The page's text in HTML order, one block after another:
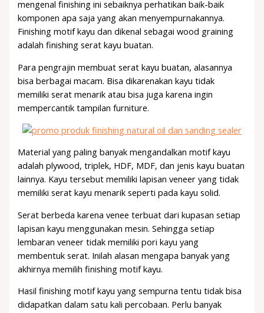
mengenal finishing ini sebaiknya perhatikan baik-baik
komponen apa saja yang akan menyempurnakannya.
Finishing motif kayu dan dikenal sebagai wood graining
adalah finishing serat kayu buatan.
Para pengrajin membuat serat kayu buatan, alasannya
bisa berbagai macam. Bisa dikarenakan kayu tidak
memiliki serat menarik atau bisa juga karena ingin
mempercantik tampilan furniture.
Material yang paling banyak mengandalkan motif kayu
adalah plywood, triplek, HDF, MDF, dan jenis kayu buatan
lainnya. Kayu tersebut memiliki lapisan veneer yang tidak
memiliki serat kayu menarik seperti pada kayu solid.
Serat berbeda karena venee terbuat dari kupasan setiap
lapisan kayu menggunakan mesin. Sehingga setiap
lembaran veneer tidak memiliki pori kayu yang
membentuk serat. Inilah alasan mengapa banyak yang
akhirnya memilih finishing motif kayu.
Hasil finishing motif kayu yang sempurna tentu tidak bisa
didapatkan dalam satu kali percobaan. Perlu banyak